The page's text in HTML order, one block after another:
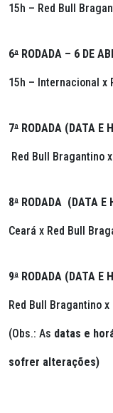
15h – Red Bull
6ª RODADA – 6 DE
15h – Internacional x
7ª RODADA (DATA E
Red Bull Bragantino
8ª RODADA (DATA E
Ceará x Red Bull
9ª RODADA (DATA E
Red Bull Bragantino x
(Obs.: As datas e
sofrer alterações)